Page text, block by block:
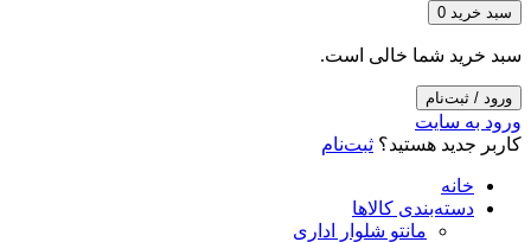
سبد خرید 0
سبد خرید شما خالی است.
ورود / ثبت‌نام
ورود به سایت
کاربر جدید هستید؟ ثبت‌نام
خانه
دسته‌بندی کالاها
مانتو شلوار اداری